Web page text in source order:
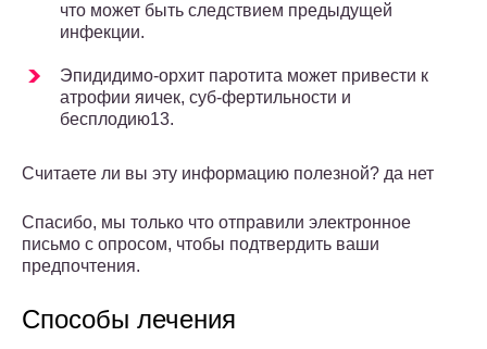
что может быть следствием предыдущей
инфекции.
Эпидидимо-орхит паротита может привести к
атрофии яичек, суб-фертильности и
бесплодию13.
Считаете ли вы эту информацию полезной? да нет
Спасибо, мы только что отправили электронное
письмо с опросом, чтобы подтвердить ваши
предпочтения.
Способы лечения